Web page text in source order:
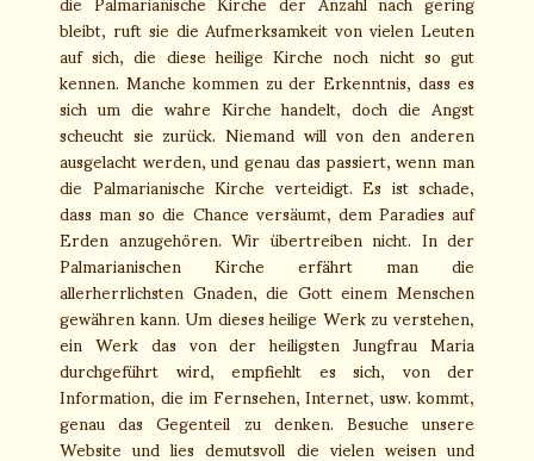
bleibt, ruft sie die Aufmerksamkeit von vielen Leuten
auf sich, die diese heilige Kirche noch nicht so gut
kennen. Manche kommen zu der Erkenntnis, dass es
sich um die wahre Kirche handelt, doch die Angst
scheucht sie zurück. Niemand will von den anderen
ausgelacht werden, und genau das passiert, wenn man
die Palmarianische Kirche verteidigt. Es ist schade,
dass man so die Chance versäumt, dem Paradies auf
Erden anzugehören. Wir übertreiben nicht. In der
Palmarianischen Kirche erfährt man die
allerherrlichsten Gnaden, die Gott einem Menschen
gewähren kann. Um dieses heilige Werk zu verstehen,
ein Werk das von der heiligsten Jungfrau Maria
durchgeführt wird, empfiehlt es sich, von der
Information, die im Fernsehen, Internet, usw. kommt,
genau das Gegenteil zu denken. Besuche unsere
Website und lies demutsvoll die vielen weisen und